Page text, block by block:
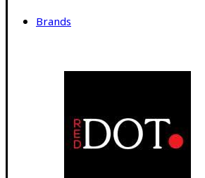
Brands